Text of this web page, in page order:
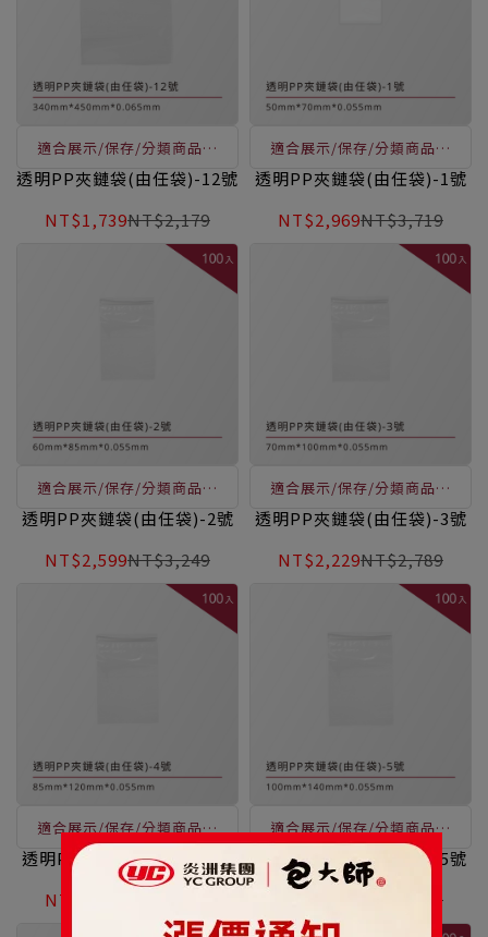
適合展示/保存/分類商品使
用，透明易辨識、表面可書
口，讓您輕鬆做收納
透明PP夾鏈袋(由任袋)-12號
NT$1,739NT$2,179
適合展示/保存/分類商品使
用，透明易辨識、表面可書
口，讓您輕鬆做收納
透明PP夾鏈袋(由任袋)-1號
NT$2,969NT$3,719
適合展示/保存/分類商品使
用，透明易辨識、表面可書
口，讓您輕鬆做收納
透明PP夾鏈袋(由任袋)-2號
NT$2,599NT$3,249
適合展示/保存/分類商品使
用，透明易辨識、表面可書
口，讓您輕鬆做收納
透明PP夾鏈袋(由任袋)-3號
NT$2,229NT$2,789
適合展示/保存/分類商品使
用，透明易辨識、表面可書
寫、凹凸扣用手一按即可封
透明PP夾鏈袋(由任袋)-4號
NT$1,999
適合展示/保存/分類商品使
用，透明易辨識、表面可書
寫、凹凸扣用手一按即可封
透明PP夾鏈袋(由任袋)-5號
NT$2,499